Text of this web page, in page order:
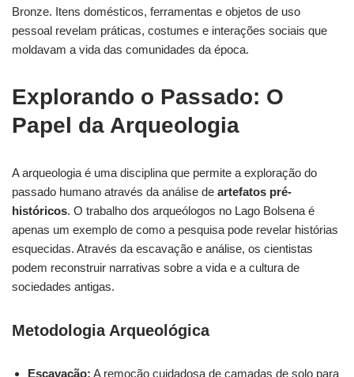
Bronze. Itens domésticos, ferramentas e objetos de uso
pessoal revelam práticas, costumes e interações sociais que
moldavam a vida das comunidades da época.
Explorando o Passado: O
Papel da Arqueologia
A arqueologia é uma disciplina que permite a exploração do
passado humano através da análise de artefatos pré-
históricos. O trabalho dos arqueólogos no Lago Bolsena é
apenas um exemplo de como a pesquisa pode revelar histórias
esquecidas. Através da escavação e análise, os cientistas
podem reconstruir narrativas sobre a vida e a cultura de
sociedades antigas.
Metodologia Arqueológica
Escavação: A remoção cuidadosa de camadas de solo para